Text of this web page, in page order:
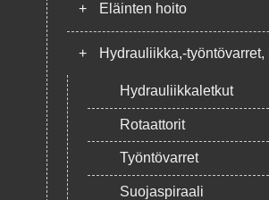
+ Eläinten hoito
+ Hydrauliikka,-työntövarret,
Hydrauliikkaletkut
Rotaattorit
Työntövarret
Suojaspiraali